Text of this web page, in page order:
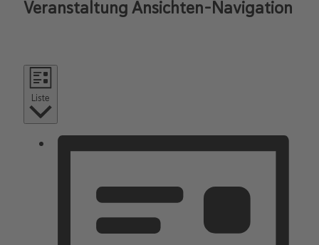
Veranstaltung Ansichten-Navigation
Liste